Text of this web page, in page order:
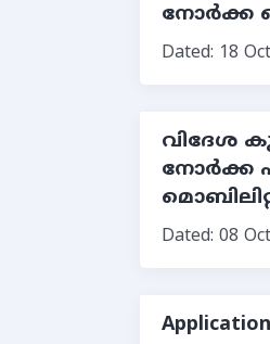
നോർക്ക
Dated: 18
വിദേശ
നോര്‍ക്ക
Dated: 08